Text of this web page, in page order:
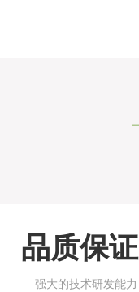
品质保证
强大的技术研发能力